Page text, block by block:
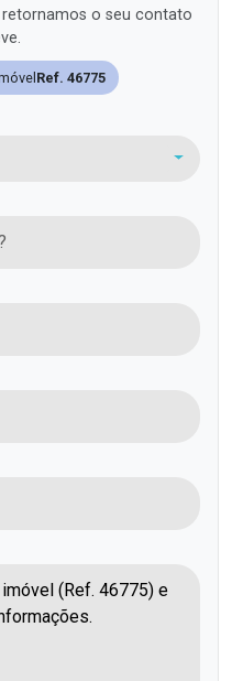
o seu contato
Ref. 46775